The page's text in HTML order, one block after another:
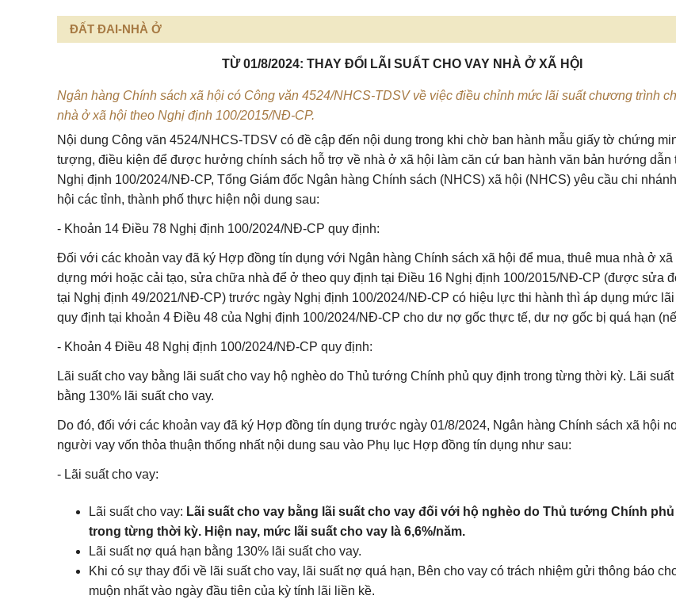
ĐẤT ĐAI-NHÀ Ở
TỪ 01/8/2024: THAY ĐỔI LÃI SUẤT CHO VAY NHÀ Ở XÃ HỘI
Ngân hàng Chính sách xã hội có Công văn 4524/NHCS-TDSV về việc điều chỉnh mức lãi suất chương trình
nhà ở xã hội theo Nghị định 100/2015/NĐ-CP.
Nội dung Công văn 4524/NHCS-TDSV có đề cập đến nội dung trong khi chờ ban hành mẫu giấy tờ chứng
tượng, điều kiện để được hưởng chính sách hỗ trợ về nhà ở xã hội làm căn cứ ban hành văn bản hướng dẫn
Nghị định 100/2024/NĐ-CP, Tổng Giám đốc Ngân hàng Chính sách (NHCS) xã hội (NHCS) yêu cầu chi
hội các tỉnh, thành phố thực hiện nội dung sau:
- Khoản 14 Điều 78 Nghị định 100/2024/NĐ-CP quy định:
Đối với các khoản vay đã ký Hợp đồng tín dụng với Ngân hàng Chính sách xã hội để mua, thuê mua nhà ở xã
dựng mới hoặc cải tạo, sửa chữa nhà để ở theo quy định tại Điều 16 Nghị định 100/2015/NĐ-CP (được sửa
tại Nghị định 49/2021/NĐ-CP) trước ngày Nghị định 100/2024/NĐ-CP có hiệu lực thi hành thì áp dụng mức lãi
quy định tại khoản 4 Điều 48 của Nghị định 100/2024/NĐ-CP cho dư nợ gốc thực tế, dư nợ gốc bị quá hạn
- Khoản 4 Điều 48 Nghị định 100/2024/NĐ-CP quy định:
Lãi suất cho vay bằng lãi suất cho vay hộ nghèo do Thủ tướng Chính phủ quy định trong từng thời kỳ. Lãi
bằng 130% lãi suất cho vay.
Do đó, đối với các khoản vay đã ký Hợp đồng tín dụng trước ngày 01/8/2024, Ngân hàng Chính sách xã hội
người vay vốn thỏa thuận thống nhất nội dung sau vào Phụ lục Hợp đồng tín dụng như sau:
- Lãi suất cho vay:
Lãi suất cho vay: Lãi suất cho vay bằng lãi suất cho vay đối với hộ nghèo do Thủ tướng Chính
trong từng thời kỳ. Hiện nay, mức lãi suất cho vay là 6,6%/năm.
Lãi suất nợ quá hạn bằng 130% lãi suất cho vay.
Khi có sự thay đổi về lãi suất cho vay, lãi suất nợ quá hạn, Bên cho vay có trách nhiệm gửi thông báo
muộn nhất vào ngày đầu tiên của kỳ tính lãi liền kề.